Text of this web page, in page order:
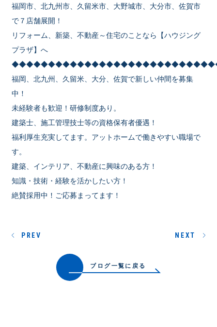
福岡市、北九州市、久留米市、大野城市、大分市、佐賀市
で７店舗展開！
リフォーム、新築、不動産～住宅のことなら【ハウジング
プラザ】へ
福岡、北九州、久留米、大分、佐賀で新しい仲間を募集
中！
未経験者も歓迎！研修制度あり。
建築士、施工管理技士等の資格保有者優遇！
福利厚生充実してます。アットホームで働きやすい職場で
す。
建築、インテリア、不動産に興味のある方！
知識・技術・経験を活かしたい方！
絶賛採用中！ご応募まってます！
ブログ一覧に戻る
PREV NEXT